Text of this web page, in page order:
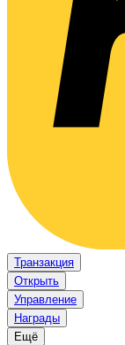
Транзакция
Открыть
Управление
Награды
Ещё